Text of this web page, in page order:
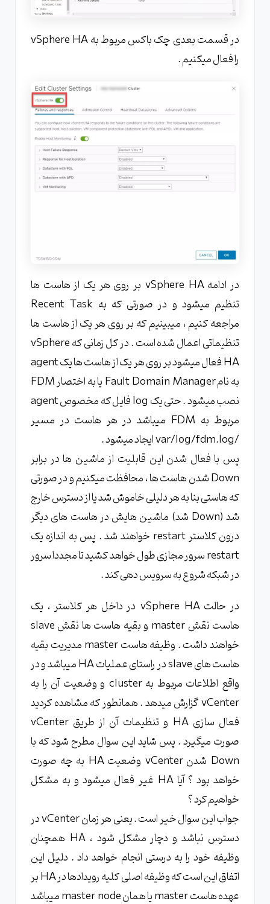
در قسمت بعدی چک باکس مربوط به vSphere HA
را فعال میکنیم .
در ادامه vSphere HA بر روی هر یک از هاست ها
تنظیم میشود و در صورتی که به Recent Task
مراجعه کنیم ، میبینیم که بر روی هر یک از هاست ها
تنظیماتی اعمال شده است . در کل زمانی که vSphere
HA فعال میشود بر روی هر یک از هاست ها یک agent
به نام Fault Domain Manager یا به اختصار FDM
نصب میشود . حتی یک log فایل که مخصوص agent
مربوط به FDM میباشد در هر هاست در مسیر
/var/log/fdm.log ایجاد میشود .
پس با فعال شدن این قابلیت از ماشین ها در برابر
Down شدن هاست ها ، محافظت میکنیم و در صورتی
که هاستی بنا به هر دلیلی خاموش شد یا از دسترس خارج
شد (Down شد) ماشین هایش در هاست های دیگر
درون کلاستر restart خواهند شد . پس به اندازه یک
restart سرور مجازی طول خواهد کشید تا مجددا سرور
در شبکه شروع به سرویس دهی کند .
در حالت vSphere HA در داخل هر کلاستر ، یک
هاست نقش master و بقیه هاست ها نقش slave
خواهند داشت . وظیفه هاست master مدیریت بقیه
هاست های slave در راستای عملیات HA میباشد و در
واقع اطلاعات مربوط به cluster و وضعیت آن را به
vCenter گزارش میدهد . همانطور که مشاهده کردید
فعال سازی HA و تنظیمات آن از طریق vCenter
صورت میگیرد . پس شاید این سوال مطرح شود که با
Down شدن vCenter وضعیت HA به چه صورت
خواهد بود ؟ آیا HA غیر فعال میشود و به مشکل
خواهیم کرد ؟
جواب این سوال خیر است . یعنی هر زمان vCenter در
دسترس نباشد و دچار مشکل شود ، HA همچنان
وظیفه خود را به درستی انجام خواهد داد . دلیل این
اتفاق این است که وظیفه اصلی کلیه رویدادها در HA بر
عهده هاست master یا همان master node میباشد